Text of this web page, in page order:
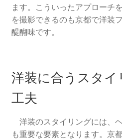
ます。こういったアプローチ
を撮影できるのも京都で洋装
醍醐味です。
洋装に合うスタ
工夫
洋装のスタイリングには、
も重要な要素となります。京